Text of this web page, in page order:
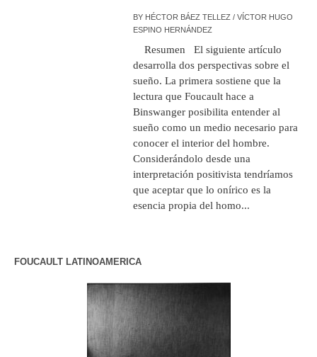
BY HÉCTOR BÁEZ TELLEZ / VÍCTOR HUGO
ESPINO HERNÁNDEZ
Resumen El siguiente artículo
desarrolla dos perspectivas sobre el
sueño. La primera sostiene que la
lectura que Foucault hace a
Binswanger posibilita entender al
sueño como un medio necesario para
conocer el interior del hombre.
Considerándolo desde una
interpretación positivista tendríamos
que aceptar que lo onírico es la
esencia propia del homo...
FOUCAULT LATINOAMERICA